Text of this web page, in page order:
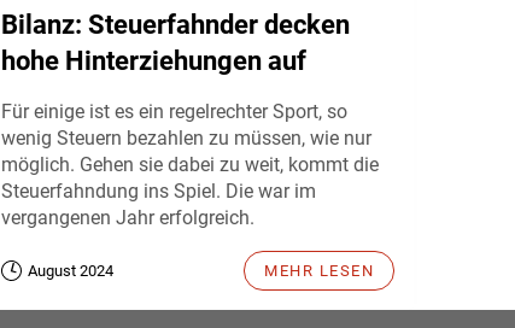
Bilanz: Steuerfahnder decken
hohe Hinterziehungen auf
Für einige ist es ein regelrechter Sport, so
wenig Steuern bezahlen zu müssen, wie nur
möglich. Gehen sie dabei zu weit, kommt die
Steuerfahndung ins Spiel. Die war im
vergangenen Jahr erfolgreich.
August 2024 MEHR LESEN